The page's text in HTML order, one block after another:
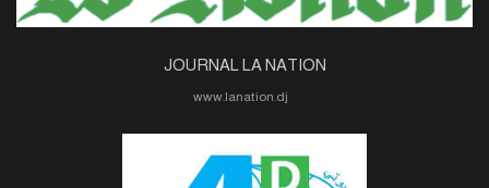
JOURNAL LA NATION